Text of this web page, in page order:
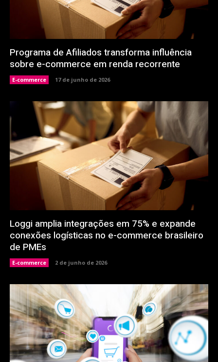
Programa de Afiliados transforma influência
sobre e-commerce em renda recorrente
E-commerce 17 de junho de 2026
Loggi amplia integrações em 75% e expande
conexões logísticas no e-commerce brasileiro
de PMEs
E-commerce 2 de junho de 2026